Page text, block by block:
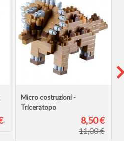
Micro costruzioni -
Triceratopo
8,50 €
11,00 €